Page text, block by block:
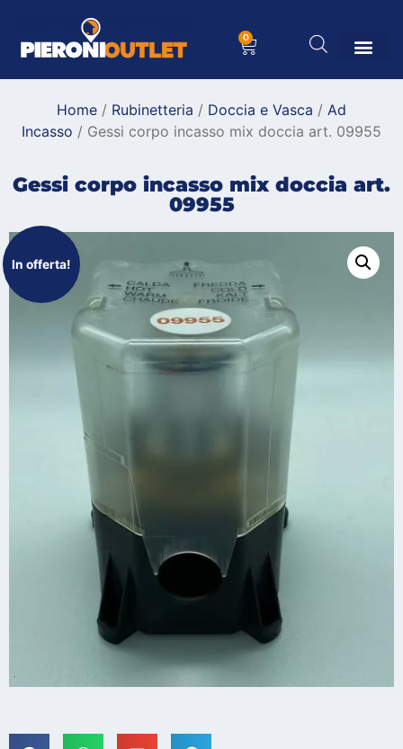
0
Home / Rubinetteria / Doccia e Vasca / Ad
Incasso / Gessi corpo incasso mix doccia art. 09955
Gessi corpo incasso mix doccia art.
09955
In offerta!